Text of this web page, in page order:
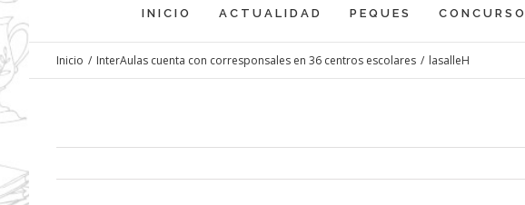
INICIO ACTUALIDAD PEQUES CONCURSO
Inicio / InterAulas cuenta con corresponsales en 36 centros escolares / lasalleH